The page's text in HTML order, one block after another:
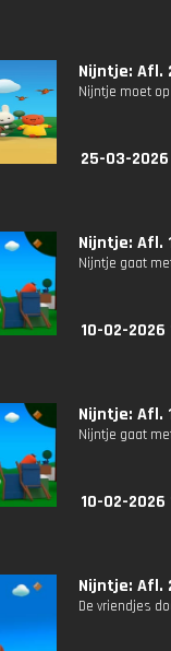
Nijntje: Afl.
Nijntje moet
25-03-
Nijntje: Afl.
Nijntje gaat
10-02-2026
Nijntje: Afl.
Nijntje gaat
10-02-2026
Nijntje: Afl.
De vriendjes